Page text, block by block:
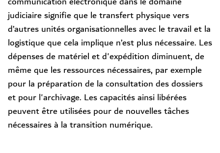
judiciaire signifie que le transfert physique vers
d’autres unités organisationnelles avec le travail et la
logistique que cela implique n’est plus nécessaire. Les
dépenses de matériel et d'expédition diminuent, de
même que les ressources nécessaires, par exemple
pour la préparation de la consultation des dossiers
et pour l'archivage. Les capacités ainsi libérées
peuvent être utilisées pour de nouvelles tâches
nécessaires à la transition numérique.